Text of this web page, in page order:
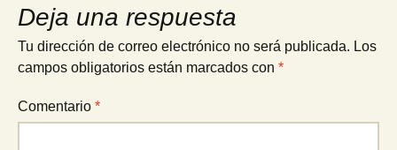
Deja una respuesta
Tu dirección de correo electrónico no será publicada. Los
campos obligatorios están marcados con *
Comentario *